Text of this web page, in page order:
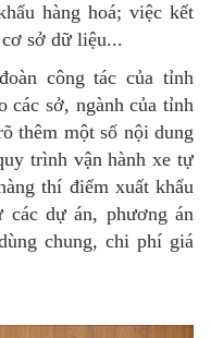
hàng hoá; việc kết
sở dữ liệu...
công tác của tỉnh
các sở, ngành của tỉnh
thêm một số nội dung
trình vận hành xe tự
thí điểm xuất khẩu
các dự án, phương án
chung, chi phí giá